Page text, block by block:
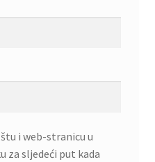
i web-stranicu u
za sljedeći put kada